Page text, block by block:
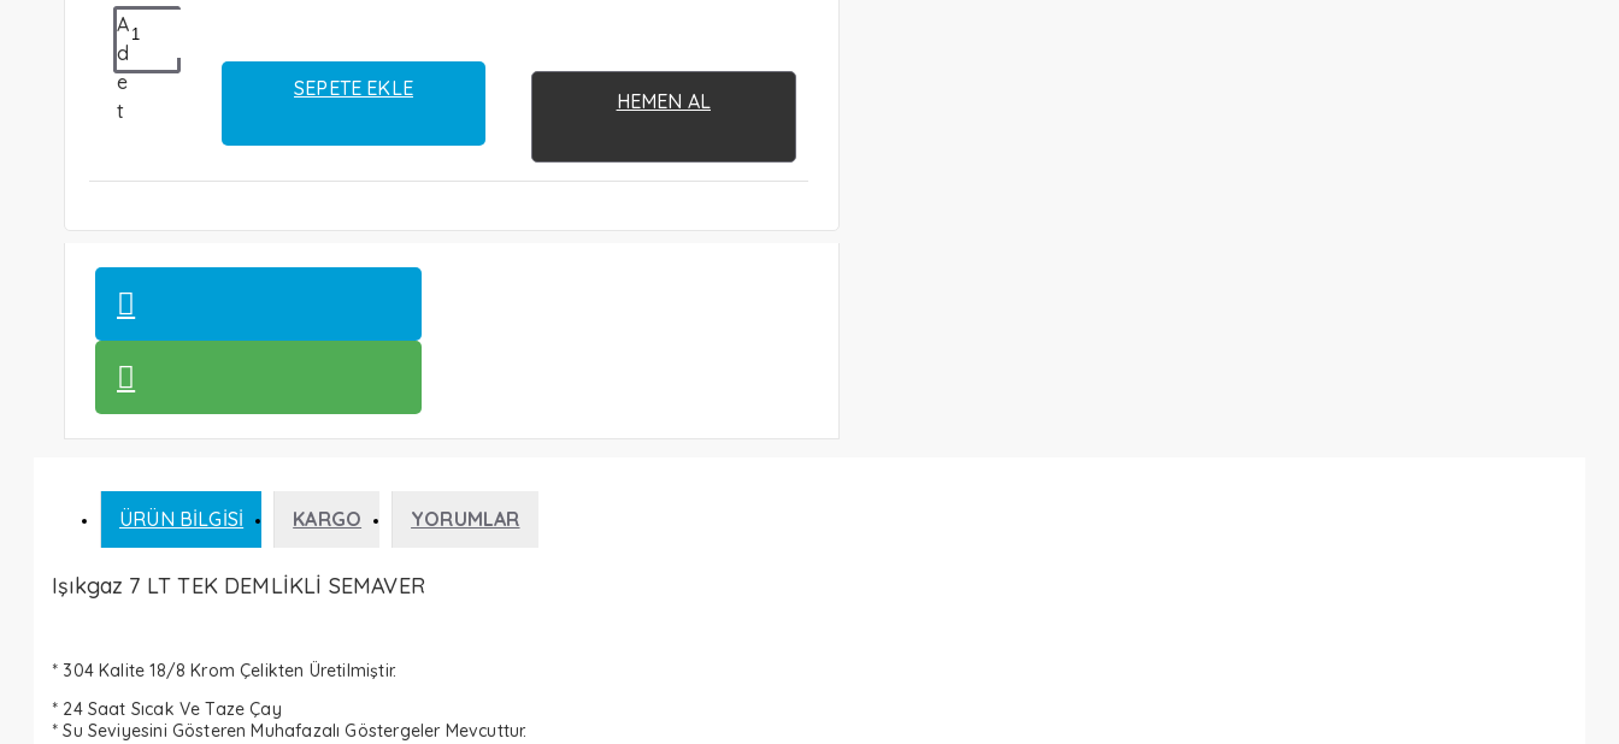
A
d
e
t
SEPETE EKLE
HEMEN AL
ÜRÜN BILGISI KARGO YORUMLAR
Işıkgaz 7 LT TEK DEMLİKLİ SEMAVER
* 304 Kalite 18/8 Krom Çelikten Üretilmiştir.
* 24 Saat Sıcak Ve Taze Çay
* Su Seviyesini Gösteren Muhafazalı Göstergeler Mevcuttur.